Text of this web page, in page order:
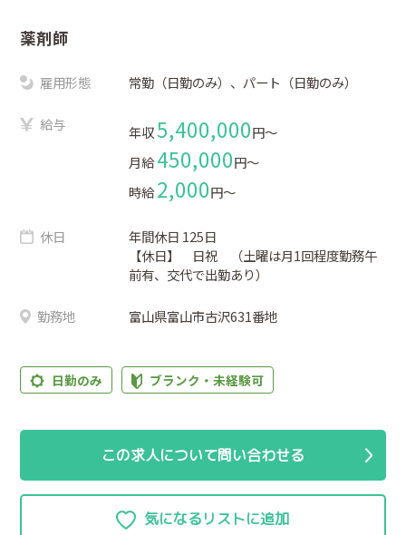
薬剤師
雇用形態 常勤（日勤のみ）、パート（日勤のみ）
給与 年収5,400,000円〜
月給450,000円〜
時給2,000円〜
休日
年間休日 125日
【休日】 日祝 （土曜は月1回程度勤務午
前有、交代で出勤あり）
勤務地 富山県富山市古沢631番地
日勤のみ ブランク・未経験可
この求人について問い合わせる